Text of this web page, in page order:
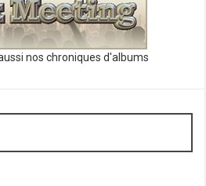
nos chroniques d'albums